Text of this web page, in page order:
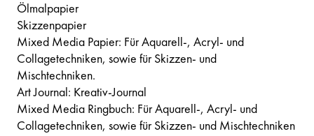
Ölmalpapier
Skizzenpapier
Mixed Media Papier: Für Aquarell-, Acryl- und
Collagetechniken, sowie für Skizzen- und
Mischtechniken.
Art Journal: Kreativ-Journal
Mixed Media Ringbuch: Für Aquarell-, Acryl- und
Collagetechniken, sowie für Skizzen- und Mischtechniken